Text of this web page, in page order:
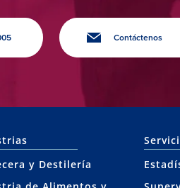
Contáctenos
y Destilería